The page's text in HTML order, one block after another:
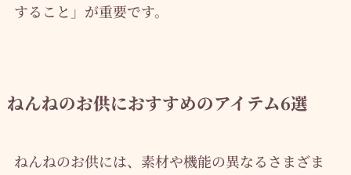
すること」が重要です。
ねんねのお供におすすめのアイテム6選
ねんねのお供には、素材や機能の異なるさまざま